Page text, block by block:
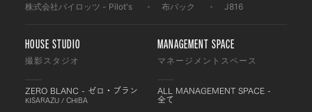
株式会社パイロッツ - Pilot's 布バック J816
HOUSE STUDIO
撮影スタジオ
ZERO BLANC - ゼロ・ブラン
KISARAZU / CHIBA
MANAGEMENT SPACE
マネージメントスペース
ALL MANAGEMENT SPACE -
全て